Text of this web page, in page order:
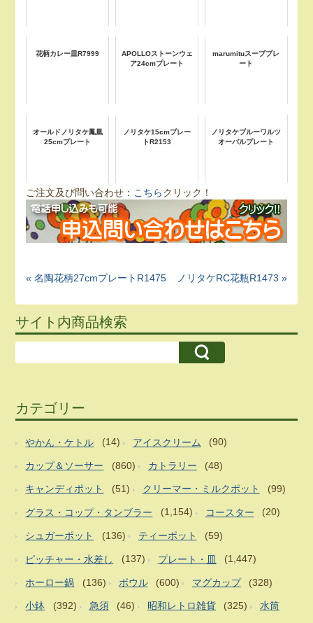
花柄カレー皿R7999
APOLLOストーンウェ
ア24cmプレート
marumituスーププレ
ート
オールドノリタケ鳳凰
25cmプレート
ノリタケ15cmプレー
トR2153
ノリタケブルーワルツ
オーバルプレート
ご注文及び問い合わせ： こちらクリック！
« 名陶花柄27cmプレートR1475 ノリタケRC花瓶R1473 »
サイト内商品検索
カテゴリー
やかん・ケトル (14) アイスクリーム (90)
カップ＆ソーサー (860) カトラリー (48)
キャンディポット (51) クリーマー・ミルクポット (99)
グラス・コップ・タンブラー (1,154) コースター (20)
シュガーポット (136) ティーポット (59)
ピッチャー・水差し (137) プレート・皿 (1,447)
ホーロー鍋 (136) ボウル (600) マグカップ (328)
小鉢 (392) 急須 (46) 昭和レトロ雑貨 (325) 水筒